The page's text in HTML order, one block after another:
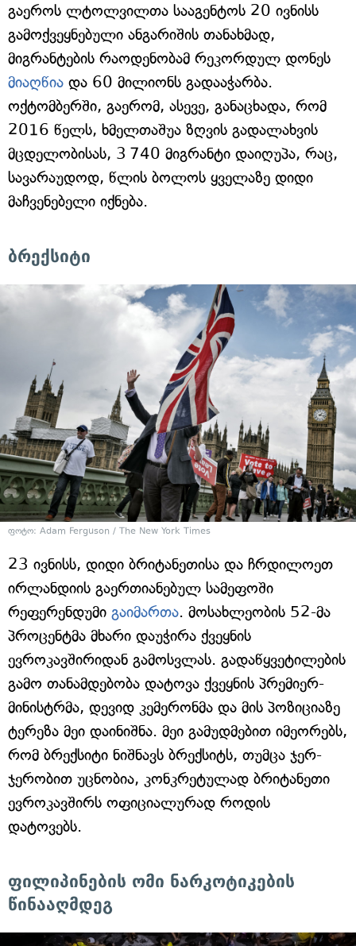
გაეროს ლტოლვილთა სააგენტოს 20 ივნისს
გამოქვეყნებული ანგარიშის თანახმად,
მიგრანტების რაოდენობამ რეკორდულ დონეს
მიაღწია და 60 მილიონს გადააჭარბა.
ოქტომბერში, გაერომ, ასევე, განაცხადა, რომ
2016 წელს, ხმელთაშუა ზღვის გადალახვის
მცდელობისას, 3 740 მიგრანტი დაიღუპა, რაც,
სავარაუდოდ, წლის ბოლოს ყველაზე დიდი
მაჩვენებელი იქნება.
ბრექსიტი
ფოტო: Adam Ferguson / The New York Times
23 ივნისს, დიდი ბრიტანეთისა და ჩრდილოეთ
ირლანდიის გაერთიანებულ სამეფოში
რეფერენდუმი გაიმართა. მოსახლეობის 52-მა
პროცენტმა მხარი დაუჭირა ქვეყნის
ევროკავშირიდან გამოსვლას. გადაწყვეტილების
გამო თანამდებობა დატოვა ქვეყნის პრემიერ-
მინისტრმა, დევიდ კემერონმა და მის პოზიციაზე
ტერეზა მეი დაინიშნა. მეი გამუდმებით იმეორებს,
რომ ბრექსიტი ნიშნავს ბრექსიტს, თუმცა ჯერ-
ჯერობით უცნობია, კონკრეტულად ბრიტანეთი
ევროკავშირს ოფიციალურად როდის
დატოვებს.
ფილიპინების ომი ნარკოტიკების
წინააღმდეგ